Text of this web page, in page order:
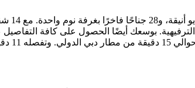
بدمج
بوسعك أيضًا الحصول على كافة